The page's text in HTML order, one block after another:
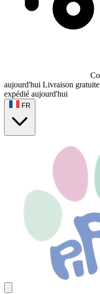
aujourd'hui Livraison
expédié aujourd'hui
FR